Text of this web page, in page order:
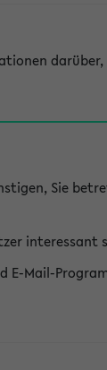
darüber,
Sie
interessant
E-Mail-